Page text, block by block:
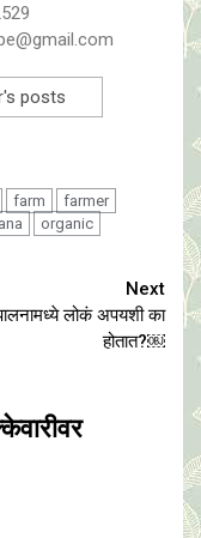
posts
farm
farmer
organic
Next
लोकं अपयशी का
होतात?￼